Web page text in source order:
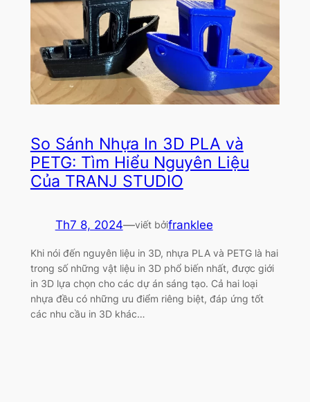
So Sánh Nhựa In 3D PLA và
PETG: Tìm Hiểu Nguyên Liệu
Của TRANJ STUDIO
Th7 8, 2024—viết bởifranklee
Khi nói đến nguyên liệu in 3D, nhựa PLA và PETG là hai
trong số những vật liệu in 3D phổ biến nhất, được giới
in 3D lựa chọn cho các dự án sáng tạo. Cả hai loại
nhựa đều có những ưu điểm riêng biệt, đáp ứng tốt
các nhu cầu in 3D khác…